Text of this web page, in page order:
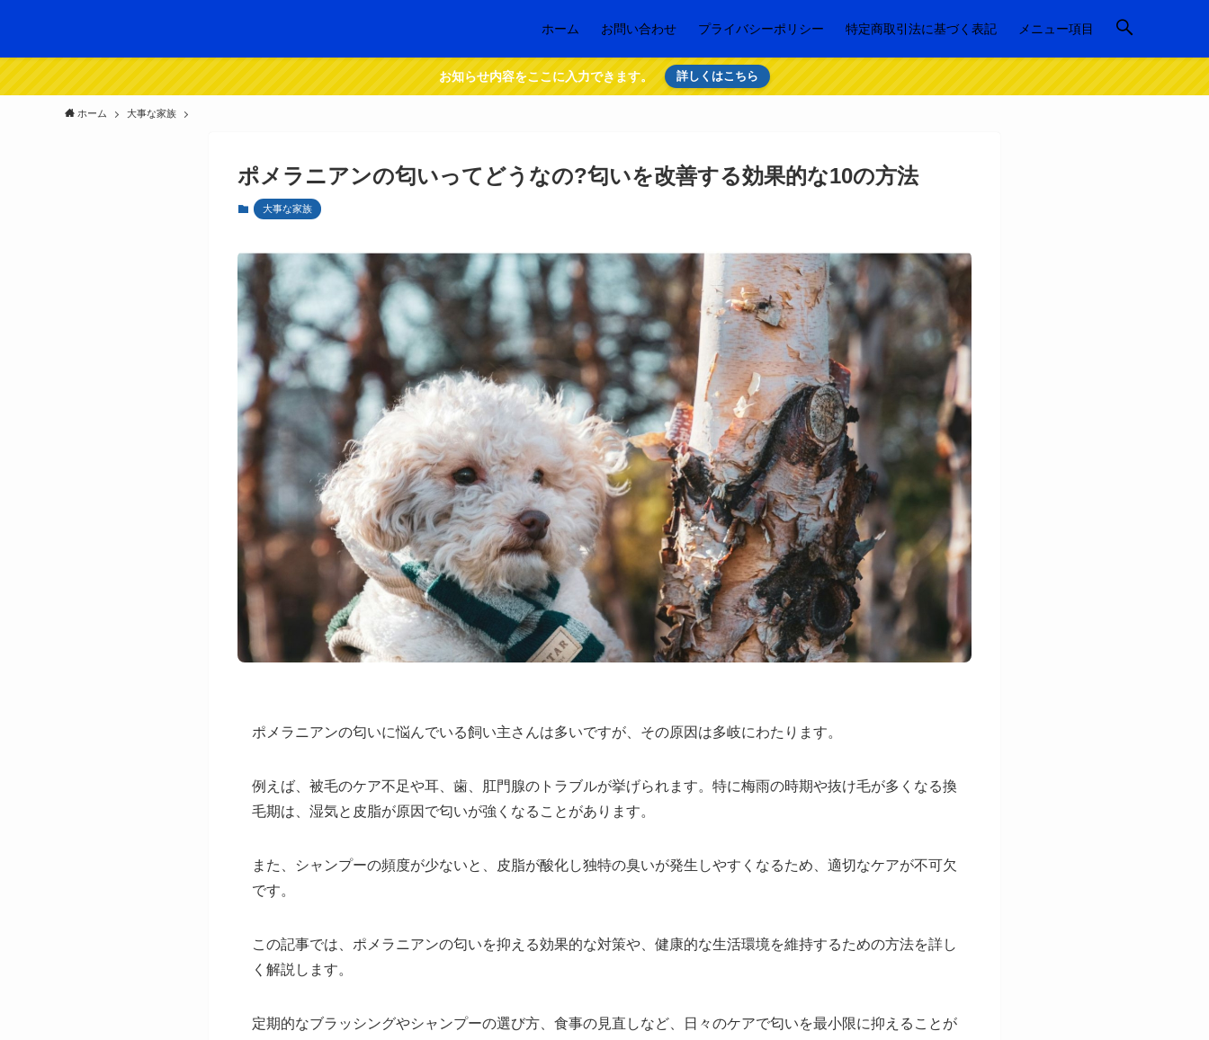
ホーム お問い合わせ プライバシーポリシー 特定商取引法に基づく表記 メニュー項目
お知らせ内容をここに入力できます。 詳しくはこちら
ホーム 大事な家族
ポメラニアンの匂いってどうなの?匂いを改善する効果的な10の方法
大事な家族
ポメラニアンの匂いに悩んでいる飼い主さんは多いですが、その原因は多岐にわたります。
例えば、被毛のケア不足や耳、歯、肛門腺のトラブルが挙げられます。特に梅雨の時期や抜け毛が多くなる換
毛期は、湿気と皮脂が原因で匂いが強くなることがあります。
また、シャンプーの頻度が少ないと、皮脂が酸化し独特の臭いが発生しやすくなるため、適切なケアが不可欠
です。
この記事では、ポメラニアンの匂いを抑える効果的な対策や、健康的な生活環境を維持するための方法を詳し
く解説します。
定期的なブラッシングやシャンプーの選び方、食事の見直しなど、日々のケアで匂いを最小限に抑えることが